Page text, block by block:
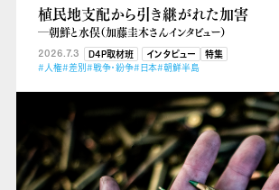
植民地支配から引き継がれた加害
―朝鮮と水俣（加藤圭木さんインタビュー）
2026.7.3 D4P取材班 インタビュー
特集
#人権#差別#戦争・紛争#日本#朝鮮半島